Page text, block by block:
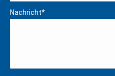
Nachricht*